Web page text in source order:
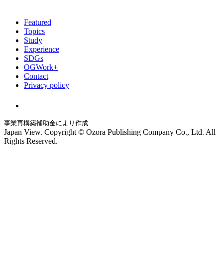
Featured
Topics
Study
Experience
SDGs
OGWork+
Contact
Privacy policy
事業再構築補助金により作成
Japan View. Copyright © Ozora Publishing Company Co., Ltd. All
Rights Reserved.